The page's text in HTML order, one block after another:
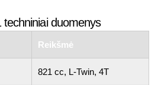
duomenys
Reikšmė
821 cc, L-Twin, 4T